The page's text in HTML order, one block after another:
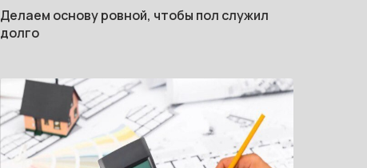
Делаем основу ровной, чтобы пол служил
долго